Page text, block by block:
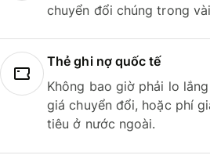
chuyển đổi chúng trong
Thẻ ghi nợ quốc tế
Không bao giờ phải lo
giá chuyển đổi, hoặc phí
tiêu ở nước ngoài.